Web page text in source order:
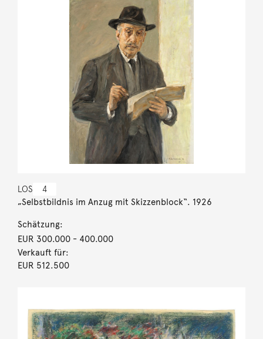
LOS 4
„Selbstbildnis im Anzug mit Skizzenblock“. 1926
Schätzung:
EUR 300.000- 400.000
Verkauft für:
EUR 512.500